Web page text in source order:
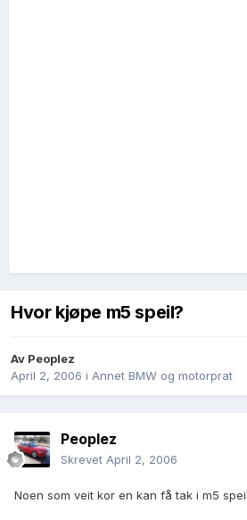
Hvor kjøpe m5 speil?
Av Peoplez
April 2, 2006 i Annet BMW og motorprat
Peoplez
Skrevet April 2, 2006
Noen som veit kor en kan få tak i m5